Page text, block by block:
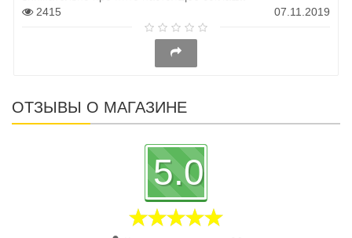
2415
07.11.2019
ОТЗЫВЫ О МАГАЗИНЕ
5.0